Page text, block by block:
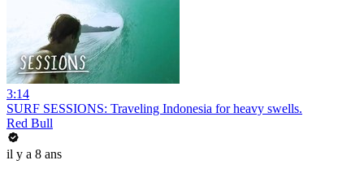
3:14
SURF SESSIONS: Traveling Indonesia for heavy swells.
Red Bull
il y a 8 ans